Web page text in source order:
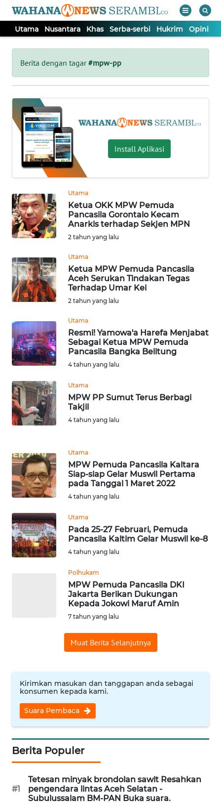
Utama Nusantara Khas Serba-serbi Hukrim Opini
Berita dengan tagar#mpw-pp
Install Aplikasi
Utama
Ketua OKK MPW Pemuda
Pancasila Gorontalo Kecam
Anarkis terhadap Sekjen MPN
2 tahun yang lalu
Utama
Ketua MPW Pemuda Pancasila
Aceh Serukan Tindakan Tegas
Terhadap Umar Kei
2 tahun yang lalu
Utama
Resmi! Yamowa'a Harefa Menjabat
Sebagai Ketua MPW Pemuda
Pancasila Bangka Belitung
4 tahun yang lalu
Utama
MPW PP Sumut Terus Berbagi
Takjil
4 tahun yang lalu
Utama
MPW Pemuda Pancasila Kaltara
Siap-siap Gelar Muswil Pertama
pada Tanggal 1 Maret 2022
4 tahun yang lalu
Utama
Pada 25-27 Februari, Pemuda
Pancasila Kaltim Gelar Muswil ke-8
4 tahun yang lalu
Polhukam
MPW Pemuda Pancasila DKI
Jakarta Berikan Dukungan
Kepada Jokowi Maruf Amin
7 tahun yang lalu
Muat Berita Selanjutnya
Kirimkan masukan dan tanggapan anda sebagai
konsumen kepada kami.
Suara Pembaca
Berita Populer
#1
Tetesan minyak brondolan sawit Resahkan
pengendara lintas Aceh Selatan -
Subulussalam BM-PAN Buka suara.
Tutup
UTAMA
NUSANTARA
KHAS
SERBA-
SERBI
HUKRIM
OPINI
PERISTIWA
Informasi
BERITA
KONTAK
KAMI
INFO
IKLAN
TENTANG
PEDOMAN
MEDIA
SIBER
KARIR
DISCLAIMER
JAKARTA
JABAR
WN
BANTEN
NTT